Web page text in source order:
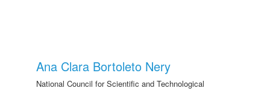
Ana Clara Bortoleto Nery
National Council for Scientific and Technological